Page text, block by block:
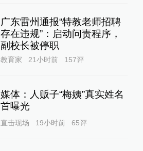
广东雷州通报“特教老师招聘
存在违规”：启动问责程序，
副校长被停职
教育家 21小时前 157评
媒体：人贩子“梅姨”真实姓名
首曝光
直击现场 19小时前 65评